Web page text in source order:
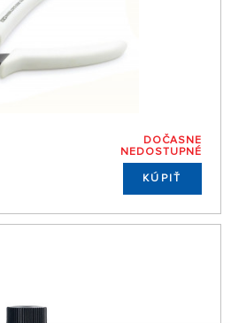
DOČASNE
NEDOSTUPNÉ
KÚPIŤ